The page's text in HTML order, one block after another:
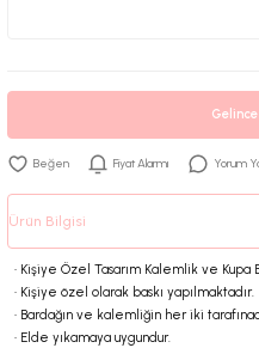
Fiyat Alarmı Yorum
Ürün Bilgisi
• Kişiye Özel Tasarım Kalemlik ve Kupa
• Kişiye özel olarak baskı yapılmaktadır.
• Bardağın ve kalemliğin her iki
• Elde yıkamaya uygundur.